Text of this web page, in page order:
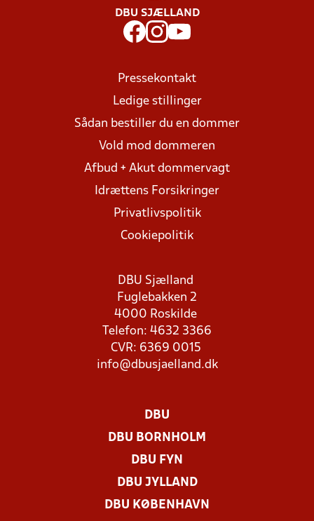
DBU SJÆLLAND
Pressekontakt
Ledige stillinger
Sådan bestiller du en dommer
Vold mod dommeren
Afbud + Akut dommervagt
Idrættens Forsikringer
Privatlivspolitik
Cookiepolitik
DBU Sjælland
Fuglebakken 2
4000 Roskilde
Telefon: 4632 3366
CVR: 6369 0015
info@dbusjaelland.dk
DBU
DBU BORNHOLM
DBU FYN
DBU JYLLAND
DBU KØBENHAVN